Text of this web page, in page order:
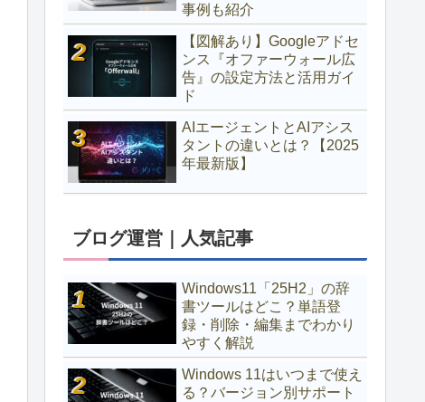
事例も紹介
【図解あり】Googleアドセ
ンス『オファーウォール広
告』の設定方法と活用ガイ
ド
AIエージェントとAIアシス
タントの違いとは？【2025
年最新版】
ブログ運営｜人気記事
Windows11「25H2」の辞
書ツールはどこ？単語登
録・削除・編集までわかり
やすく解説
Windows 11はいつまで使え
る？バージョン別サポート